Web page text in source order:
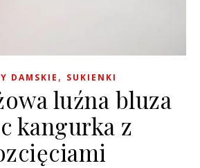
DAMSKIE , SUKIENKI
luźna bluza
kangurka z